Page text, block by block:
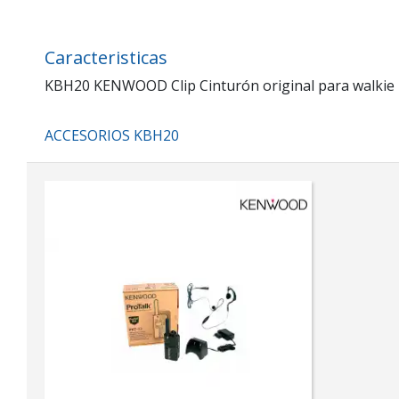
Caracteristicas
KBH20 KENWOOD Clip Cinturón original para
ACCESORIOS KBH20